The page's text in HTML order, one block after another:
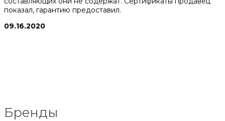
показал, гарантию предоставил.
09.16.2020
Бренды